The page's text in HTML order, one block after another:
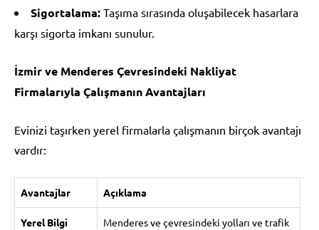
Sigortalama: Taşıma sırasında oluşabilecek hasarlara
karşı sigorta imkanı sunulur.
İzmir ve Menderes Çevresindeki Nakliyat
Firmalarıyla Çalışmanın Avantajları
Evinizi taşırken yerel firmalarla çalışmanın birçok avantajı
vardır:
Avantajlar Açıklama
Yerel Bilgi
Menderes ve çevresindeki yolları ve trafik